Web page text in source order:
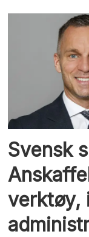
Svensk
verktøy,